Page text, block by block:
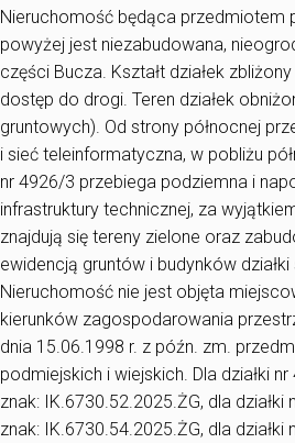
Nieruchomość będąca przedmiotem
powyżej jest niezabudowana,
części Bucza. Kształt działek
dostęp do drogi. Teren działek
gruntowych). Od strony północnej
i sieć teleinformatyczna, w pobliżu
nr 4926/3 przebiega podziemna i
infrastruktury technicznej, za
znajdują się tereny zielone oraz
ewidencją gruntów i budynków
Nieruchomość nie jest objęta
kierunków zagospodarowania
dnia 15.06.1998 r. z późn. zm.
podmiejskich i wiejskich. Dla działki
znak: IK.6730.52.2025.ŻG, dla
znak: IK.6730.54.2025.ŻG, dla